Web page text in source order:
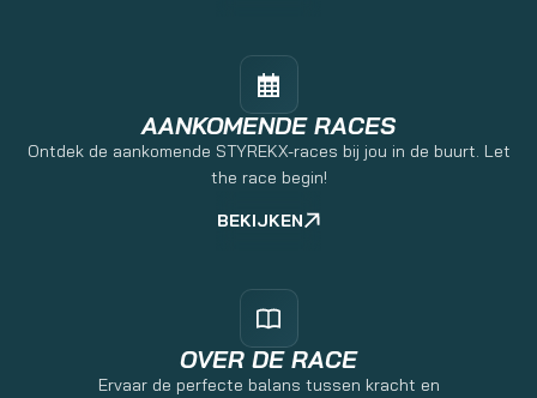
AANKOMENDE RACES
Ontdek de aankomende STYREKX-races bij jou in de buurt. Let
the race begin!
BEKIJKEN
OVER DE RACE
Ervaar de perfecte balans tussen kracht en